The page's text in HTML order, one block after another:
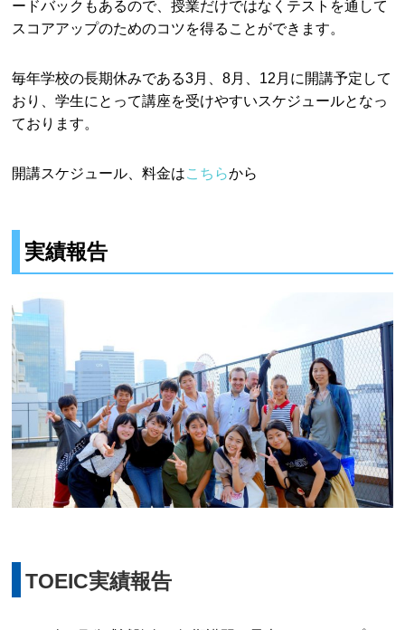
ードバックもあるので、授業だけではなくテストを通して
スコアアップのためのコツを得ることができます。
毎年学校の長期休みである3月、8月、12月に開講予定して
おり、学生にとって講座を受けやすいスケジュールとなっ
ております。
開講スケジュール、料金は こちらから
実績報告
TOEIC実績報告